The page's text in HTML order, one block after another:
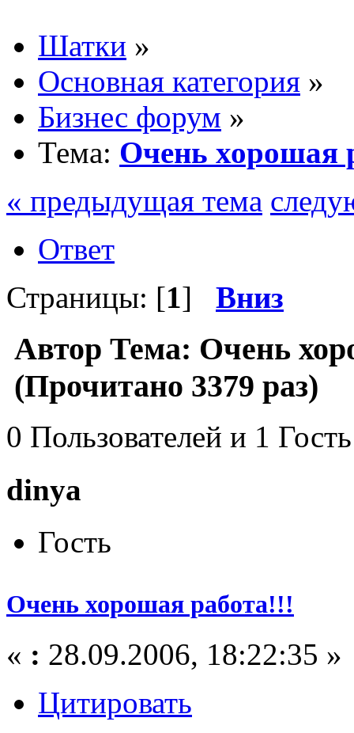
Шатки »
Основная категория »
Бизнес форум »
Тема: Очень хорошая
« предыдущая тема
Ответ
Страницы: [1] Вниз
Автор Тема: Очень
(Прочитано 3379 раз)
0 Пользователей и 1
dinya
Гость
Очень хорошая работа!!!
« : 28.09.2006, 18:22:35 »
Цитировать